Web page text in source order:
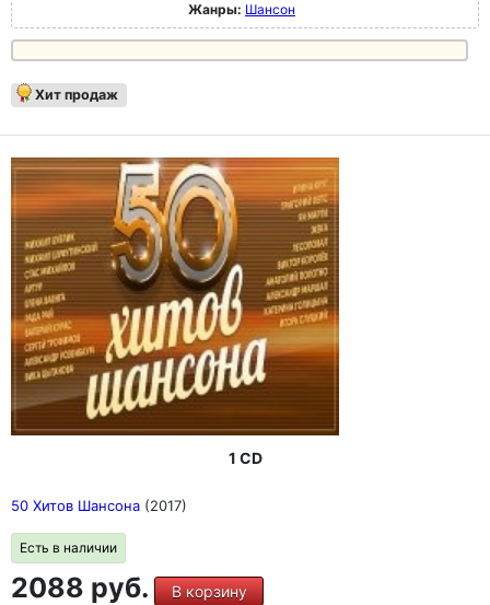
Жанры: Шансон
Хит продаж
1 CD
50 Хитов Шансона (2017)
Есть в наличии
2088 руб. В корзину